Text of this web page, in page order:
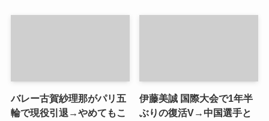
バレー古賀紗理那がパリ五
輪で現役引退→やめてもこ
伊藤美誠 国際大会で1年半
ぶりの復活V→中国選手と